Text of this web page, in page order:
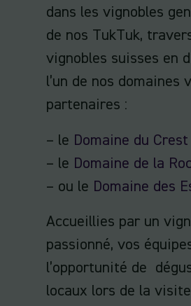
dans les vignobles
de nos TukTuk,
vignobles suisses en
l’un de nos domaines
partenaires :
– le Domaine du Crest
– le Domaine de la
– ou le Domaine des
Accueillies par un
passionné, vos
l’opportunité de
locaux lors de la